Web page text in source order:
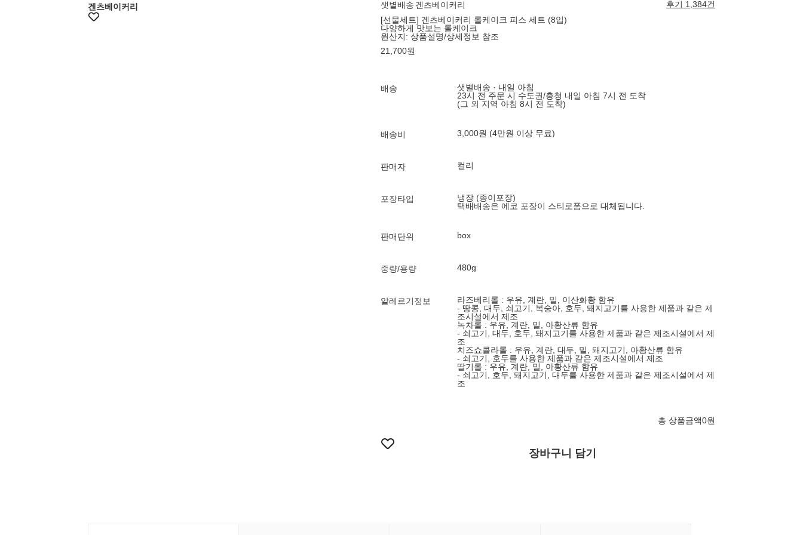
겐츠베이커리 샛별배송 겐츠베이커리
후기 1,384건
[선물세트] 겐츠베이커리 롤케이크 피스 세트 (8입)
다양하게 맛보는 롤케이크
원산지: 상품설명/상세정보 참조
21,700원
배송
샛별배송 · 내일 아침
23시 전 주문 시 수도권/충청 내일 아침 7시 전 도착
(그 외 지역 아침 8시 전 도착)
배송비 3,000원 (4만원 이상 무료)
판매자 컬리
포장타입
냉장 (종이포장)
택배배송은 에코 포장이 스티로폼으로 대체됩니다.
판매단위 box
중량/용량 480g
알레르기정보
라즈베리롤 : 우유, 계란, 밀, 이산화황 함유
- 땅콩, 대두, 쇠고기, 복숭아, 호두, 돼지고기를 사용한 제품과 같은 제
조시설에서 제조
녹차롤 : 우유, 계란, 밀, 아황산류 함유
- 쇠고기, 대두, 호두, 돼지고기를 사용한 제품과 같은 제조시설에서 제
조
치즈쇼콜라롤 : 우유, 계란, 대두, 밀, 돼지고기, 아황산류 함유
- 쇠고기, 호두를 사용한 제품과 같은 제조시설에서 제조
딸기롤 : 우유, 계란, 밀, 아황산류 함유
- 쇠고기, 호두, 돼지고기, 대두를 사용한 제품과 같은 제조시설에서 제
조
총 상품금액0원
장바구니 담기